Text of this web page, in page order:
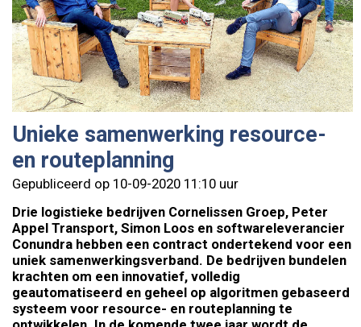
Unieke samenwerking resource-
en routeplanning
Gepubliceerd op 10-09-2020 11:10 uur
Drie logistieke bedrijven Cornelissen Groep, Peter
Appel Transport, Simon Loos en softwareleverancier
Conundra hebben een contract ondertekend voor een
uniek samenwerkingsverband. De bedrijven bundelen
krachten om een innovatief, volledig
geautomatiseerd en geheel op algoritmen gebaseerd
systeem voor resource- en routeplanning te